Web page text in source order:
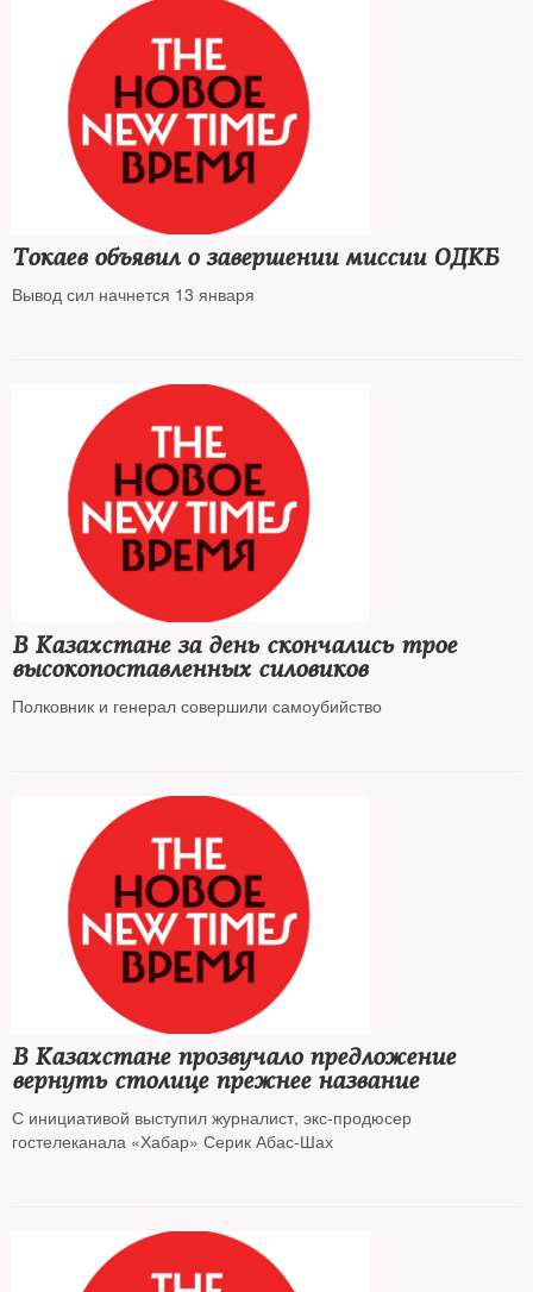
Токаев объявил о завершении миссии ОДКБ
Вывод сил начнется 13 января
В Казахстане за день скончались трое
высокопоставленных силовиков
Полковник и генерал совершили самоубийство
В Казахстане прозвучало предложение
вернуть столице прежнее название
С инициативой выступил журналист, экс-продюсер
гостелеканала «Хабар» Серик Абас-Шах